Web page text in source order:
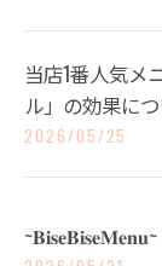
当店1番人気メ
ル」の効果に
2026/05/25
~𝐁𝐢𝐬𝐞𝐁𝐢𝐬𝐞𝐌𝐞𝐧𝐮~